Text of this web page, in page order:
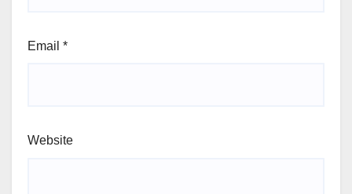
Email *
Website